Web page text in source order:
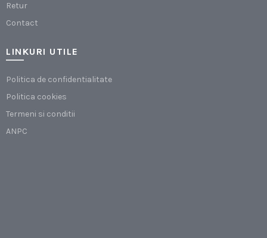
Retur
Contact
LINKURI UTILE
Politica de confidentialitate
Politica cookies
Termeni si conditii
ANPC